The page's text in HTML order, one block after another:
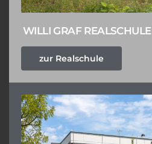
WILLI GRAF REALSCHULE
zur Realschule